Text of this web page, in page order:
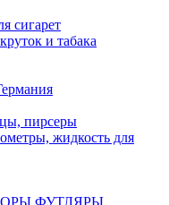
сигарет
и табака
пирсеры
жидкость для
ФУТЛЯРЫ